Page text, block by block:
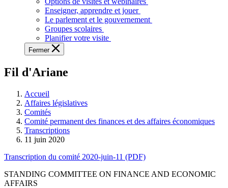
voir,
apprendre
et
à
à
législative.
Enseigner, apprendre et jouer
Le parlement et le gouvernement
Groupes scolaires
Planifier votre visite
Fermer
Fil d'Ariane
Accueil
Affaires législatives
Comités
Comité permanent des finances et des affaires économiques
Transcriptions
11 juin 2020
Transcription du comité 2020-juin-11 (PDF)
STANDING COMMITTEE ON FINANCE AND ECONOMIC
AFFAIRS